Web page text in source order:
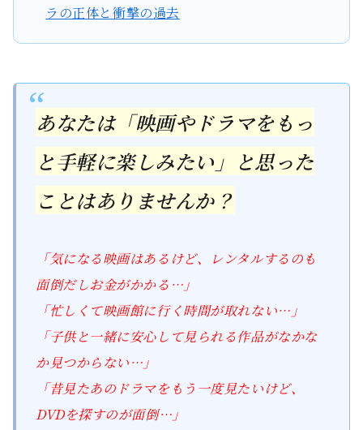
ラの正体と衝撃の過去
あなたは「映画やドラマをもっ
と手軽に楽しみたい」と思った
ことはありませんか？
「気になる映画はあるけど、レンタルするのも
面倒だしお金がかかる…」
「忙しくて映画館に行く時間が取れない…」
「子供と一緒に安心して見られる作品がなかな
か見つからない…」
「昔見たあのドラマをもう一度見たいけど、
DVDを探すのが面倒…」